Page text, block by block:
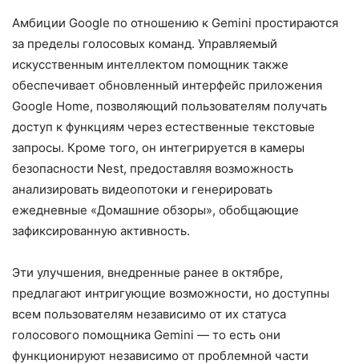
Амбиции Google по отношению к Gemini простираются
за пределы голосовых команд. Управляемый
искусственным интеллектом помощник также
обеспечивает обновленный интерфейс приложения
Google Home, позволяющий пользователям получать
доступ к функциям через естественные текстовые
запросы. Кроме того, он интегрируется в камеры
безопасности Nest, предоставляя возможность
анализировать видеопотоки и генерировать
ежедневные «Домашние обзоры», обобщающие
зафиксированную активность.
Эти улучшения, внедренные ранее в октябре,
предлагают интригующие возможности, но доступны
всем пользователям независимо от их статуса
голосового помощника Gemini — то есть они
функционируют независимо от проблемной части